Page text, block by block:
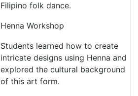
Filipino folk dance.
Henna Workshop
Students learned how to create
intricate designs using Henna and
explored the cultural background
of this art form.